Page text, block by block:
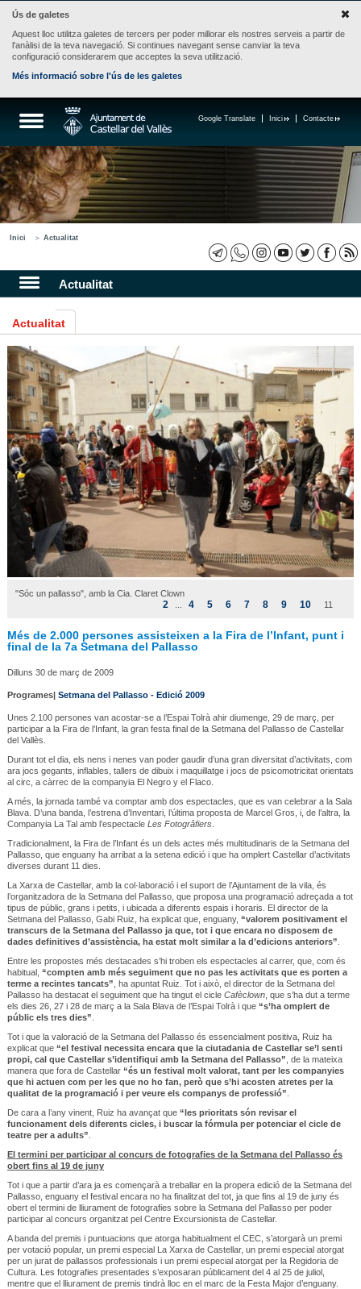
Ús de galetes
Aquest lloc utilitza galetes de tercers per poder millorar els nostres serveis a partir de
l'anàlisi de la teva navegació. Si continues navegant sense canviar la teva
configuració considerarem que acceptes la seva utilització.
Més informació sobre l'ús de les galetes
Contacte
Inici
Google Translate
Inici Actualitat
Actualitat
Actualitat
"Sóc un pallasso", amb la Cia. Claret Clown
2 4 5 6 7 8 9 10 11
Més de 2.000 persones assisteixen a la Fira de l’Infant, punt i
final de la 7a Setmana del Pallasso
Dilluns 30 de març de 2009
Programes| Setmana del Pallasso - Edició 2009
Unes 2.100 persones van acostar-se a l’Espai Tolrà ahir diumenge, 29 de març, per
participar a la Fira de l’Infant, la gran festa final de la Setmana del Pallasso de Castellar
del Vallès.
Durant tot el dia, els nens i nenes van poder gaudir d’una gran diversitat d’activitats, com
ara jocs gegants, inflables, tallers de dibuix i maquillatge i jocs de psicomotricitat orientats
al circ, a càrrec de la companyia El Negro y el Flaco.
A més, la jornada també va comptar amb dos espectacles, que es van celebrar a la Sala
Blava. D’una banda, l’estrena d’Inventari, l’última proposta de Marcel Gros, i, de l’altra, la
Companyia La Tal amb l’espectacle Les Fotogrâfiers.
Tradicionalment, la Fira de l’Infant és un dels actes més multitudinaris de la Setmana del
Pallasso, que enguany ha arribat a la setena edició i que ha omplert Castellar d’activitats
diverses durant 11 dies.
La Xarxa de Castellar, amb la col·laboració i el suport de l’Ajuntament de la vila, és
l’organitzadora de la Setmana del Pallasso, que proposa una programació adreçada a tot
tipus de públic, grans i petits, i ubicada a diferents espais i horaris. El director de la
Setmana del Pallasso, Gabi Ruiz, ha explicat que, enguany, “valorem positivament el
transcurs de la Setmana del Pallasso ja que, tot i que encara no disposem de
dades definitives d’assistència, ha estat molt similar a la d’edicions anteriors”
Entre les propostes més destacades s’hi troben els espectacles al carrer, que, com és
habitual, “compten amb més seguiment que no pas les activitats que es porten a
terme a recintes tancats” , ha apuntat Ruiz. Tot i això, el director de la Setmana del
Pallasso ha destacat el seguiment que ha tingut el cicle Cafèclown, que s’ha dut a terme
els dies 26, 27 i 28 de març a la Sala Blava de l’Espai Tolrà i que “s’ha omplert de
públic els tres dies”
Tot i que la valoració de la Setmana del Pallasso és essencialment positiva, Ruiz ha
explicat que “el festival necessita encara que la ciutadania de Castellar se’l senti
propi, cal que Castellar s’identifiqui amb la Setmana del Pallasso” , de la mateixa
manera que fora de Castellar “és un festival molt valorat, tant per les companyies
que hi actuen com per les que no ho fan, però que s’hi acosten atretes per la
qualitat de la programació i per veure els companys de professió”
De cara a l’any vinent, Ruiz ha avançat que “les prioritats són revisar el
funcionament dels diferents cicles, i buscar la fórmula per potenciar el cicle de
teatre per a adults”
El termini per participar al concurs de fotografies de la Setmana del Pallasso és
obert fins al 19 de juny
Tot i que a partir d’ara ja es començarà a treballar en la propera edició de la Setmana del
Pallasso, enguany el festival encara no ha finalitzat del tot, ja que fins al 19 de juny és
obert el termini de lliurament de fotografies sobre la Setmana del Pallasso per poder
participar al concurs organitzat pel Centre Excursionista de Castellar.
A banda del premis i puntuacions que atorga habitualment el CEC, s’atorgarà un premi
per votació popular, un premi especial La Xarxa de Castellar, un premi especial atorgat
per un jurat de pallassos professionals i un premi especial atorgat per la Regidoria de
Cultura. Les fotografies presentades s’exposaran públicament del 4 al 25 de juliol,
mentre que el lliurament de premis tindrà lloc en el marc de la Festa Major d’enguany.